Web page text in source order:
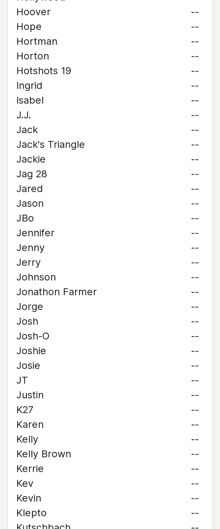
Hoover
--
Hope
--
Hortman
--
Horton
--
Hotshots 19
--
Ingrid
--
Isabel
--
J.J.
--
Jack
--
Jack's Triangle
--
Jackie
--
Jag 28
--
Jared
--
Jason
--
JBo
--
Jennifer
--
Jenny
--
Jerry
--
Johnson
--
Jonathon Farmer
--
Jorge
--
Josh
--
Josh-O
--
Joshie
--
Josie
--
JT
--
Justin
--
K27
--
Karen
--
Kelly
--
Kelly Brown
--
Kerrie
--
Kev
--
Kevin
--
Klepto
--